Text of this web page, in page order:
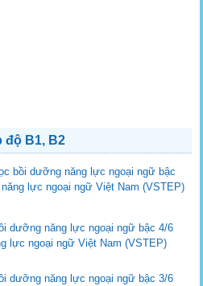
độ B1, B2
bồi dưỡng năng lực ngoại ngữ bậc
lực ngoại ngữ Việt Nam (VSTEP)
dưỡng năng lực ngoại ngữ bậc 4/6
lực ngoại ngữ Việt Nam (VSTEP)
dưỡng năng lực ngoại ngữ bậc 3/6